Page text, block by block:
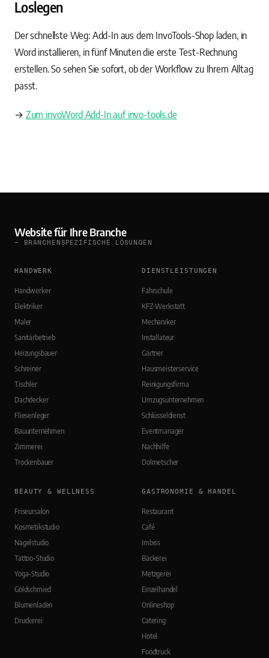
Loslegen
Der schnellste Weg: Add-In aus dem InvoTools-Shop laden, in
Word installieren, in fünf Minuten die erste Test-Rechnung
erstellen. So sehen Sie sofort, ob der Workflow zu Ihrem Alltag
passt.
→ Zum invoWord Add-In auf invo-tools.de
Website für Ihre Branche
— BRANCHENSPEZIFISCHE LÖSUNGEN
HANDWERK
Handwerker
Elektriker
Maler
Sanitärbetrieb
Heizungsbauer
Schreiner
Tischler
Dachdecker
Fliesenleger
Bauunternehmen
Zimmerei
Trockenbauer
DIENSTLEISTUNGEN
Fahrschule
KFZ-Werkstatt
Mechaniker
Installateur
Gärtner
Hausmeisterservice
Reinigungsfirma
Umzugsunternehmen
Schlüsseldienst
Eventmanager
Nachhilfe
Dolmetscher
BEAUTY & WELLNESS
Friseursalon
Kosmetikstudio
Nagelstudio
Tattoo-Studio
Yoga-Studio
Goldschmied
Blumenladen
Druckerei
GASTRONOMIE & HANDEL
Restaurant
Café
Imbiss
Bäckerei
Metzgerei
Einzelhandel
Onlineshop
Catering
Hotel
Foodtruck